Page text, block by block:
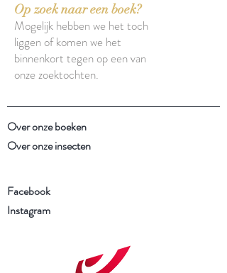
Op zoek naar een boek?
Mogelijk hebben we het toch
liggen of komen we het
binnenkort tegen op een van
onze zoektochten.
Over onze boeken
Over onze insecten
Facebook
Instagram